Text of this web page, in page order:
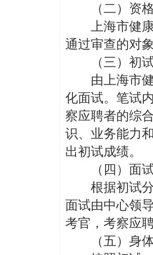
（二）资格
上海市健康
通过审查的对
（三）初
由上海市健
化面试。笔试
察应聘者的综
识、业务能力
出初试成绩。
（四）面
根据初试分
面试由中心领
考官，考察应
（五）身体